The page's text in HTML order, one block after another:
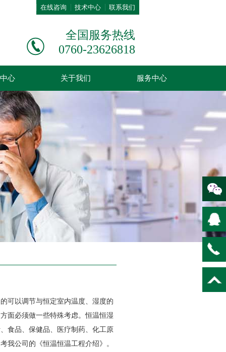
在线咨询 技术中心 联系我们
全国服务热线
0760-23626818
心 关于我们 服务中心
以调节与恒定室内温度、湿度的
面必须做一些特殊考虑。恒温恒湿
食品、保健品、医疗制药、化工原
我公司的《恒温恒温工程介绍》。